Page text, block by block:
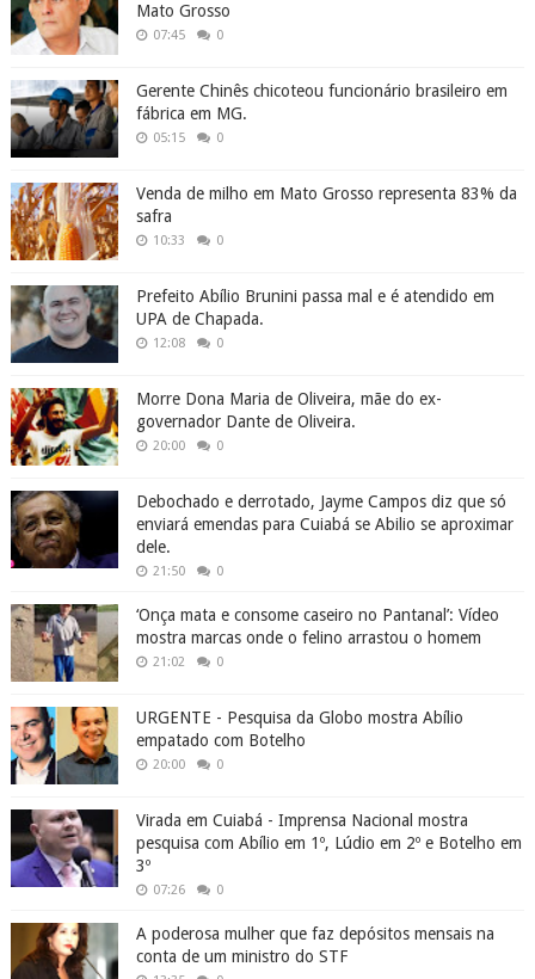
Mato Grosso
07:45 0
Gerente Chinês chicoteou funcionário brasileiro em
fábrica em MG.
05:15 0
Venda de milho em Mato Grosso representa 83% da
safra
10:33 0
Prefeito Abílio Brunini passa mal e é atendido em
UPA de Chapada.
12:08 0
Morre Dona Maria de Oliveira, mãe do ex-
governador Dante de Oliveira.
20:00 0
Debochado e derrotado, Jayme Campos diz que só
enviará emendas para Cuiabá se Abilio se aproximar
dele.
21:50 0
‘Onça mata e consome caseiro no Pantanal’: Vídeo
mostra marcas onde o felino arrastou o homem
21:02 0
URGENTE - Pesquisa da Globo mostra Abílio
empatado com Botelho
20:00 0
Virada em Cuiabá - Imprensa Nacional mostra
pesquisa com Abílio em 1º, Lúdio em 2º e Botelho em
3º
07:26 0
A poderosa mulher que faz depósitos mensais na
conta de um ministro do STF